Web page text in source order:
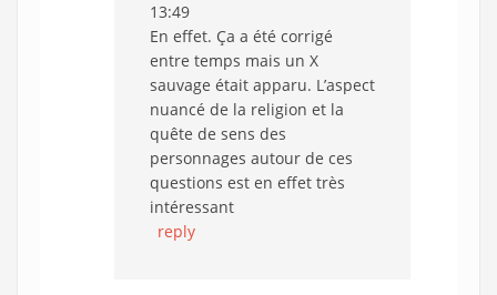
13:49
En effet. Ça a été corrigé
entre temps mais un X
sauvage était apparu. L’aspect
nuancé de la religion et la
quête de sens des
personnages autour de ces
questions est en effet très
intéressant
reply